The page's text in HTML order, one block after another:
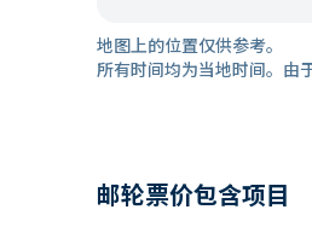
地图上的位置仅供参考。
所有时间均为当地时间。由
邮轮票价包含项目